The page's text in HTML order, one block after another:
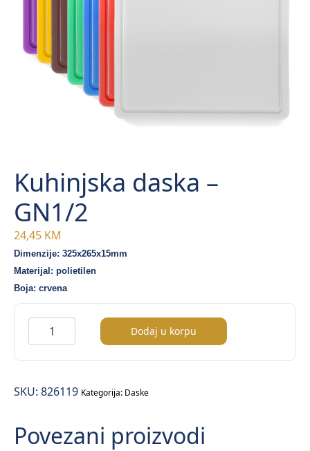
Kuhinjska daska –
GN1/2
24,45 KM
Dimenzije: 325x265x15mm
Materijal: polietilen
Boja: crvena
Kuhinjska
daska
–
količina
Dodaj u korpu
SKU: 826119 Kategorija: Daske
Povezani proizvodi